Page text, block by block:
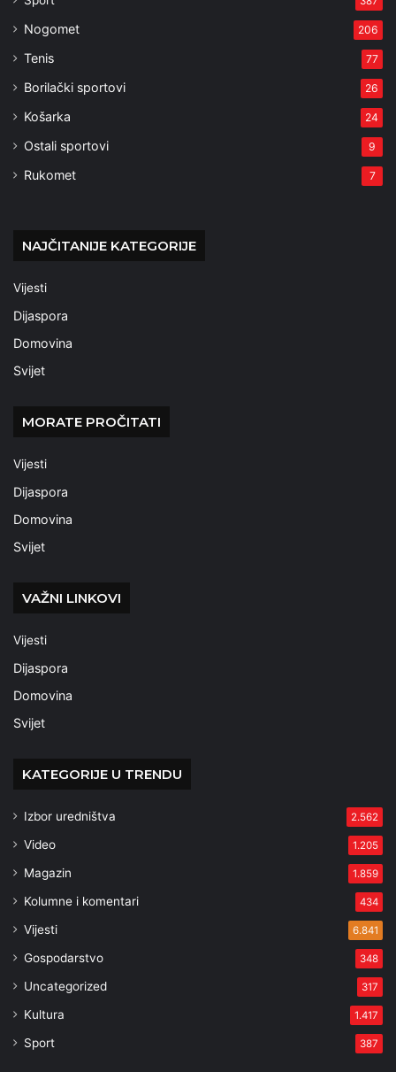
Nogomet 206
Tenis 77
Borilački sportovi 26
Košarka 24
Ostali sportovi 9
Rukomet 7
NAJČITANIJE KATEGORIJE
Vijesti
Dijaspora
Domovina
Svijet
MORATE PROČITATI
Vijesti
Dijaspora
Domovina
Svijet
VAŽNI LINKOVI
Vijesti
Dijaspora
Domovina
Svijet
KATEGORIJE U TRENDU
Izbor uredništva 2.562
Video 1.205
Magazin 1.859
Kolumne i komentari 434
Vijesti 6.841
Gospodarstvo 348
Uncategorized 317
Kultura 1.417
Sport 387